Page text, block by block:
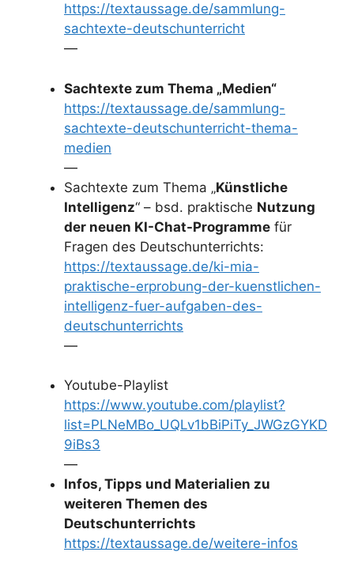
https://textaussage.de/sammlung-
sachtexte-deutschunterricht
—
Sachtexte zum Thema „Medien“
https://textaussage.de/sammlung-
sachtexte-deutschunterricht-thema-
medien
—
Sachtexte zum Thema „Künstliche
Intelligenz“ – bsd. praktische Nutzung
der neuen KI-Chat-Programme für
Fragen des Deutschunterrichts:
https://textaussage.de/ki-mia-
praktische-erprobung-der-kuenstlichen-
intelligenz-fuer-aufgaben-des-
deutschunterrichts
—
Youtube-Playlist
https://www.youtube.com/playlist?
list=PLNeMBo_UQLv1bBiPiTy_JWGzGYKD
9iBs3
—
Infos, Tipps und Materialien zu
weiteren Themen des
Deutschunterrichts
https://textaussage.de/weitere-infos